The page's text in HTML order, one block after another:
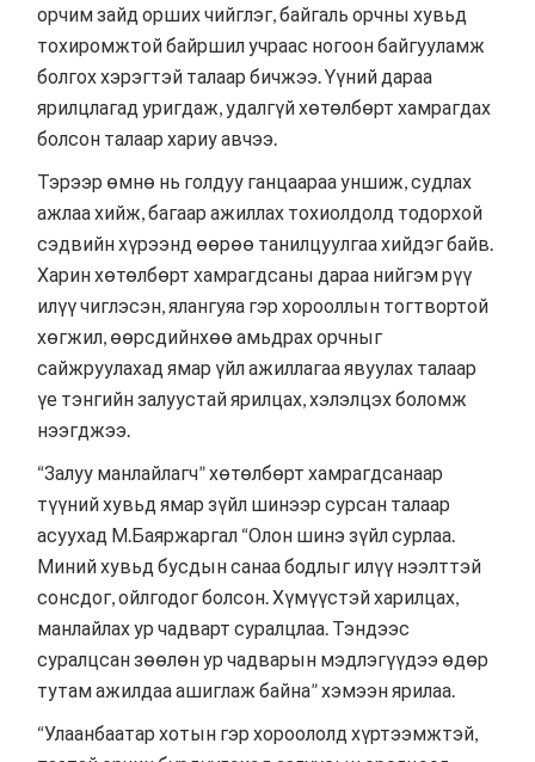
орчим зайд орших чийглэг, байгаль орчны хувьд
тохиромжтой байршил учраас ногоон байгууламж
болгох хэрэгтэй талаар бичжээ. Үүний дараа
ярилцлагад уригдаж, удалгүй хөтөлбөрт хамрагдах
болсон талаар хариу авчээ.
Тэрээр өмнө нь голдуу ганцаараа уншиж, судлах
ажлаа хийж, багаар ажиллах тохиолдолд тодорхой
сэдвийн хүрээнд өөрөө танилцуулгаа хийдэг байв.
Харин хөтөлбөрт хамрагдсаны дараа нийгэм рүү
илүү чиглэсэн, ялангуяа гэр хорооллын тогтвортой
хөгжил, өөрсдийнхөө амьдрах орчныг
сайжруулахад ямар үйл ажиллагаа явуулах талаар
үе тэнгийн залуустай ярилцах, хэлэлцэх боломж
нээгджээ.
“Залуу манлайлагч” хөтөлбөрт хамрагдсанаар
түүний хувьд ямар зүйл шинээр сурсан талаар
асуухад М.Баяржаргал “Олон шинэ зүйл сурлаа.
Миний хувьд бусдын санаа бодлыг илүү нээлттэй
сонсдог, ойлгодог болсон. Хүмүүстэй харилцах,
манлайлах ур чадварт суралцлаа. Тэндээс
суралцсан зөөлөн ур чадварын мэдлэгүүдээ өдөр
тутам ажилдаа ашиглаж байна” хэмээн ярилаа.
“Улаанбаатар хотын гэр хороололд хүртээмжтэй,